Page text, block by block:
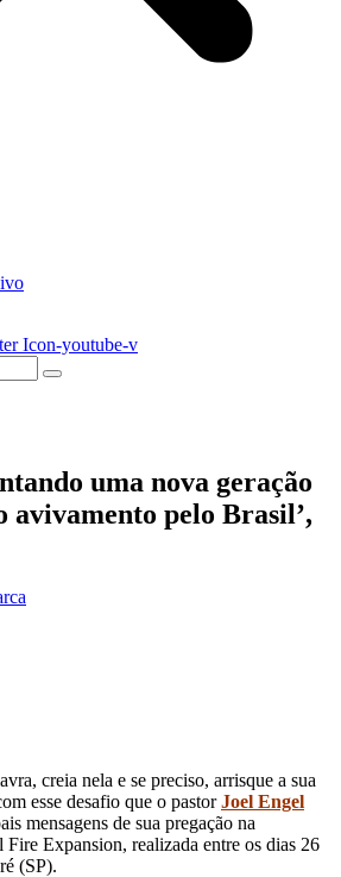
Icon-youtube-v
uma nova geração
avivamento pelo Brasil’,
creia nela e se preciso, arrisque a sua
esse desafio que o pastorJoel Engel
mensagens de sua pregação na
Expansion, realizada entre os dias 26
(SP).